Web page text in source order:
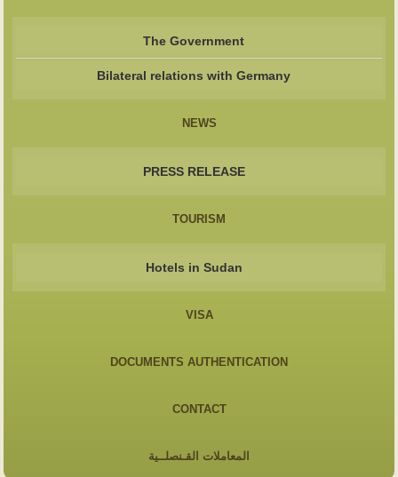
The Government
Bilateral relations with Germany
NEWS
PRESS RELEASE
TOURISM
Hotels in Sudan
VISA
DOCUMENTS AUTHENTICATION
CONTACT
المعاملات القـنصلــية